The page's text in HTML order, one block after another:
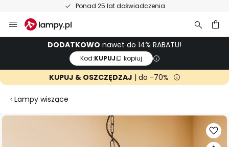
Ponad 25 lat doświadczenia
Przejdź
do
DODATKOWO nawet do 14% RABATU!
Kod:KUPUJ kopiuj
KUPUJ & OSZCZĘDZAJ | do -70%
Lampy wiszące
Przejdź